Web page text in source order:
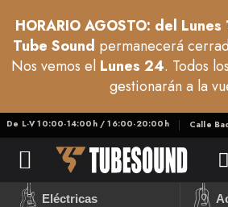
HORARIO AGOSTO: del Lunes
Tube Sound permanecerá
Nos vemos el Lunes 24. Todos
gestionarán a la
De L-V 10:00-14:00h / 16:00-20:00h Calle
Eléctricas